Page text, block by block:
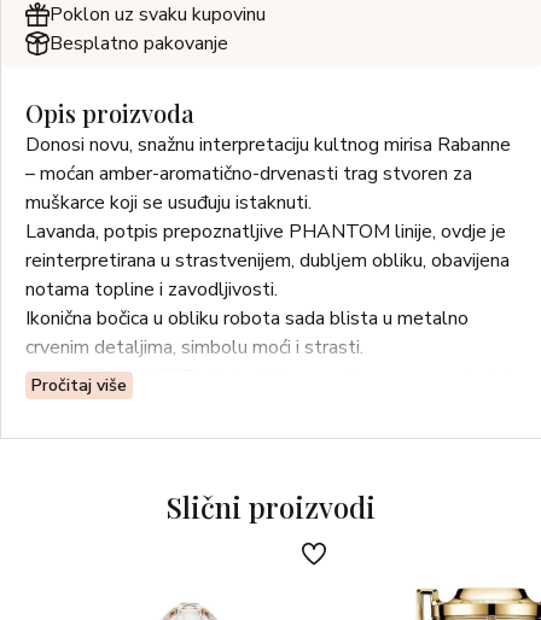
Poklon uz svaku kupovinu
Besplatno pakovanje
Opis proizvoda
Donosi novu, snažnu interpretaciju kultnog mirisa Rabanne
– moćan amber-aromatično-drvenasti trag stvoren za
muškarce koji se usuđuju istaknuti.
Lavanda, potpis prepoznatljive PHANTOM linije, ovdje je
reinterpretirana u strastvenijem, dubljem obliku, obavijena
notama topline i zavodljivosti.
Ikonična bočica u obliku robota sada blista u metalno
crvenim detaljima, simbolu moći i strasti.
PHANTOM IN RED utjelovljuje energiju, samopouzdanje i
karizmu modernog muškarca – onog koji igra po vlastitim
pravilima.
Pročitaj više
Slični proizvodi